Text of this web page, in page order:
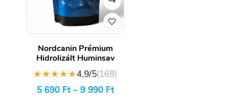
Nordcanin Prémium
Hidrolizált Huminsav
★★★★★4,9/5(169)
5 690 Ft– 9 990 Ft